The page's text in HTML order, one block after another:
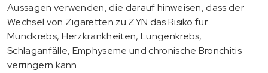
Aussagen verwenden, die darauf hinweisen, dass der
Wechsel von Zigaretten zu ZYN das Risiko für
Mundkrebs, Herzkrankheiten, Lungenkrebs,
Schlaganfälle, Emphyseme und chronische Bronchitis
verringern kann.